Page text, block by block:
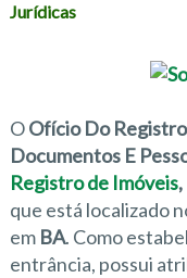
Jurídicas
OOfício Do
Documentos E
Registro de Imóveis,
que está localizado
em BA. Como
entrância, possui